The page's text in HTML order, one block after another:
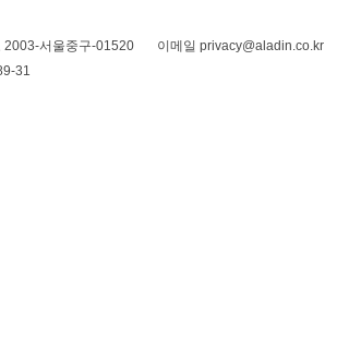
2003-서울중구-01520
이메일 privacy@aladin.co.kr
31